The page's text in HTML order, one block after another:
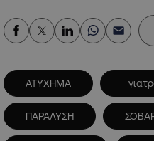
ΑΤΥΧΗΜΑ
ΠΑΡΑΛΥΣΗ